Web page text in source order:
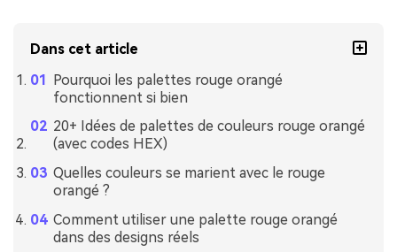
Dans cet article
Pourquoi les palettes rouge orangé
fonctionnent si bien
20+ Idées de palettes de couleurs rouge orangé
(avec codes HEX)
Quelles couleurs se marient avec le rouge
orangé ?
Comment utiliser une palette rouge orangé
dans des designs réels